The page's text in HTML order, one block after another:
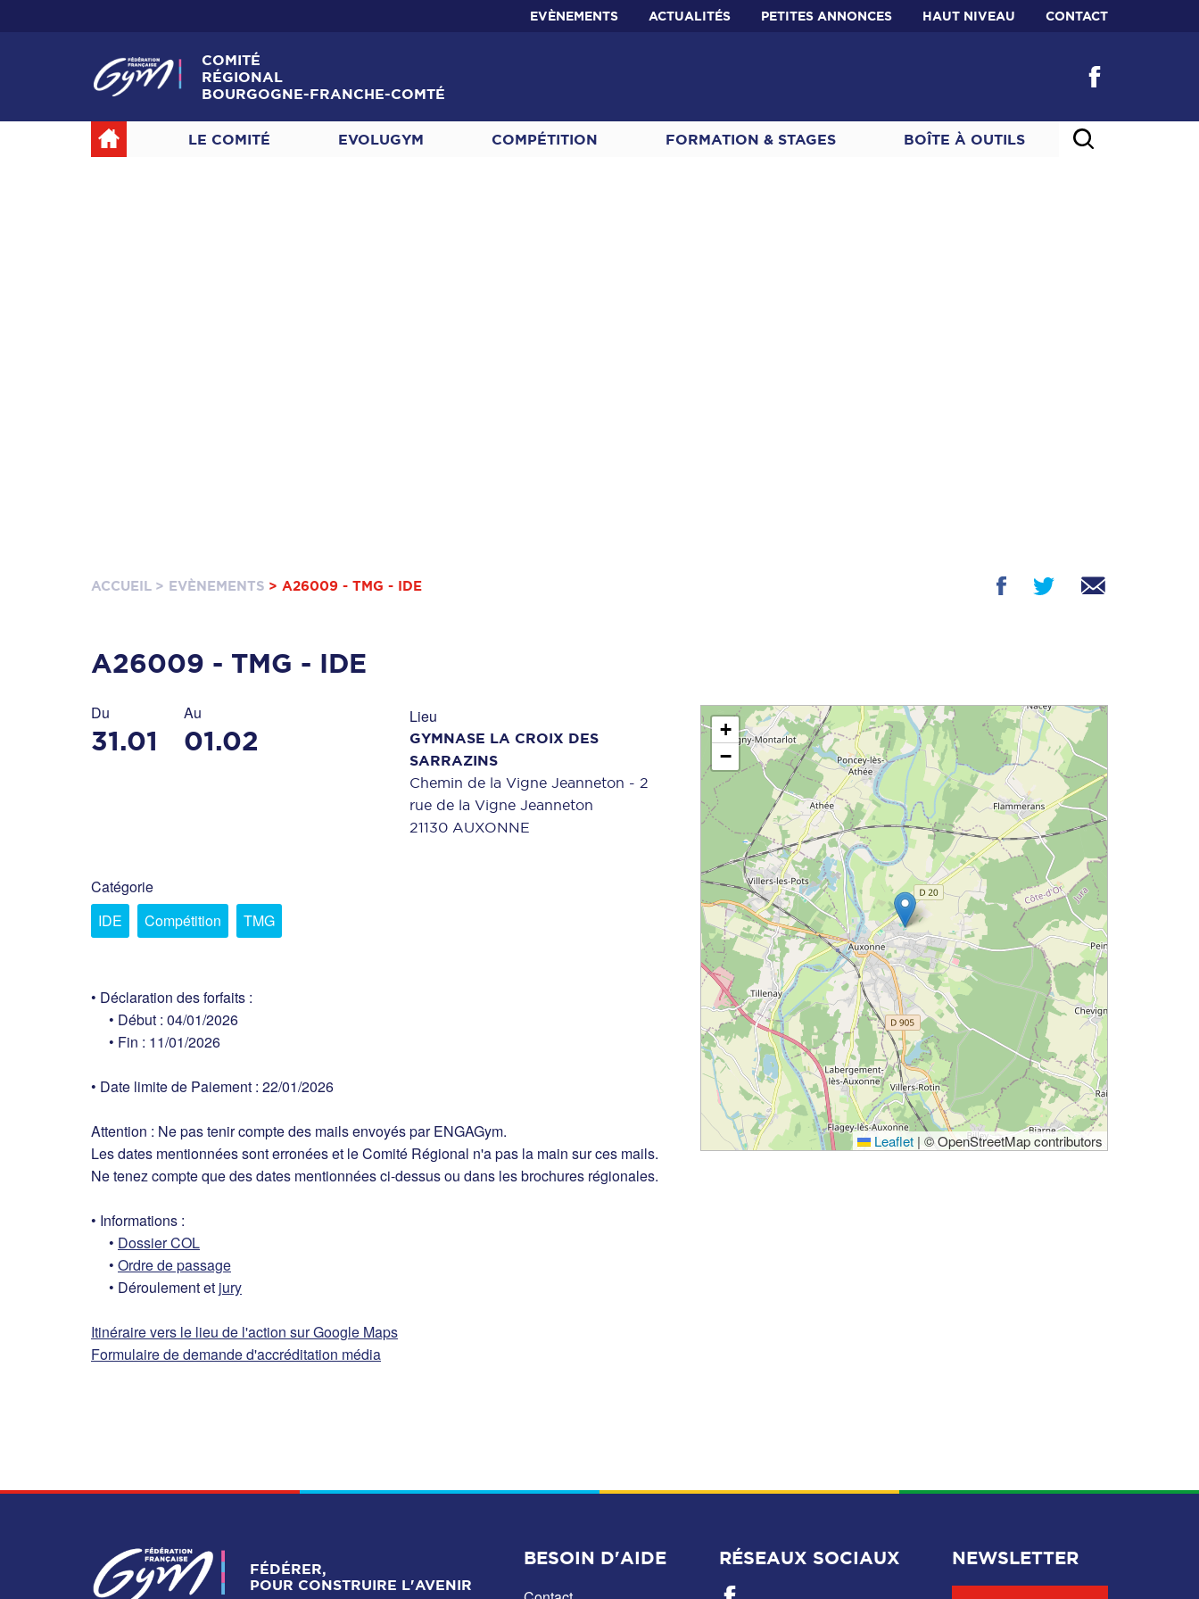
EVÈNEMENTS ACTUALITÉS PETITES ANNONCES HAUT NIVEAU CONTACT
COMITÉ
RÉGIONAL
BOURGOGNE-FRANCHE-COMTÉ
LE COMITÉ EVOLUGYM COMPÉTITION FORMATION & STAGES BOÎTE À OUTILS
ACCUEIL > EVÈNEMENTS > A26009 - TMG - IDE
A26009 - TMG - IDE
Du
31.01
Au
01.02
Lieu
GYMNASE LA CROIX DES
SARRAZINS
Chemin de la Vigne Jeanneton - 2
rue de la Vigne Jeanneton
21130 AUXONNE
Catégorie
IDE
Compétition TMG
• Déclaration des forfaits :
• Début : 04/01/2026
• Fin : 11/01/2026
• Date limite de Paiement : 22/01/2026
Attention : Ne pas tenir compte des mails envoyés par ENGAGym.
Les dates mentionnées sont erronées et le Comité Régional n'a pas la main sur ces mails.
Ne tenez compte que des dates mentionnées ci-dessus ou dans les brochures régionales.
• Informations :
• Dossier COL
• Ordre de passage
• Déroulement et jury
Itinéraire vers le lieu de l'action sur Google Maps
Formulaire de demande d'accréditation média
Rechercher un club
+
−
Leaflet | © OpenStreetMap contributors
FÉDÉRER,
POUR CONSTRUIRE L'AVENIR
BESOIN D'AIDE
RÉSEAUX SOCIAUX NEWSLETTER